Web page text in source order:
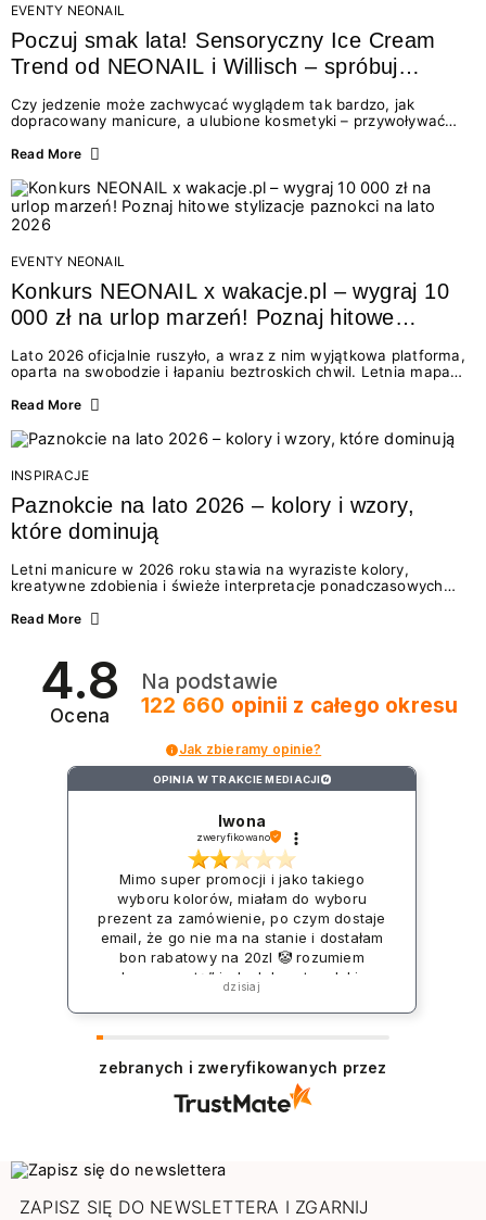
EVENTY NEONAIL
Poczuj smak lata! Sensoryczny Ice Cream
Trend od NEONAIL i Willisch – spróbuj
nowych lodów i odbierz prezent!
Czy jedzenie może zachwycać wyglądem tak bardzo, jak
dopracowany manicure, a ulubione kosmetyki – przywoływać
świata beauty i oszałamiających deserów to coś więcej niż
zmysłami: przez soczysty kolor, aksamitną teksturę,
orzeźwiający zapach i słodki akcent na podniebieniu. Tego lata
NEONAIL łączy siły z marką Willisch, tworząc unikalny projekt
na styku jedzenia i piękna....
Read More
EVENTY NEONAIL
Konkurs NEONAIL x wakacje.pl – wygraj 10
000 zł na urlop marzeń! Poznaj hitowe
Lato 2026 oficjalnie ruszyło, a wraz z nim wyjątkowa platforma,
oparta na swobodzie i łapaniu beztroskich chwil. Letnia mapa
doświadczenia wakacji – od spontanicznych wyjazdów, przez
Motywem przewodnim jest eksplorowanie i kolekcjonowanie
letnich momentów. Z tej okazji przygotowaliśmy coś absolutnie
wyjątkowego: wielki konkurs z wakacje.pl oraz dawkę
najgorętszych trendów w...
Read More
INSPIRACJE
Paznokcie na lato 2026 – kolory i wzory,
które dominują
Letni manicure w 2026 roku stawia na wyraziste kolory,
kreatywne zdobienia i świeże interpretacje ponadczasowych
zarówno energetycznych odcieni inspirowanych wakacjami, jak
2026? Znajdź inspirację dla swojego manicure!
Read More
4.8
Ocena
Na podstawie
122 660 opinii z całego okresu
Jak zbieramy opinie?
OPINIA W TRAKCIE MEDIACJI ?
Iwona
zweryfikowano
Mimo super promocji i jako takiego
wyboru kolorów, miałam do wyboru
prezent za zamówienie, po czym dostaje
email, że go nie ma na stanie i dostałam
bon rabatowy na 20zl 🤡 rozumiem
„rekompensatę” jednak koszt np lakieru
to 39zł plus koszt przesyłki co jest w
żaden sposób niezadowalające.
dzisiaj
zebranych i zweryfikowanych przez
ZAPISZ SIĘ DO NEWSLETTERA I ZGARNIJ